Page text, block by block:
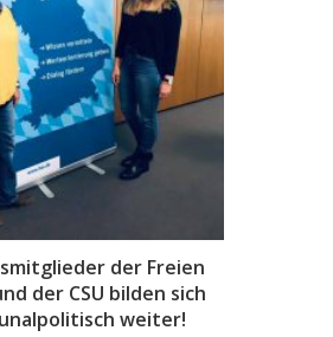
der Freien
der CSU bilden sich
weiter!